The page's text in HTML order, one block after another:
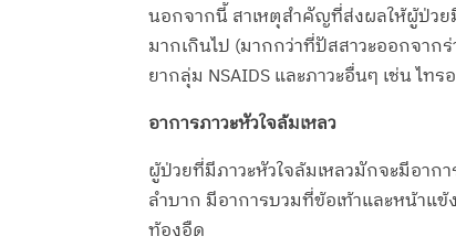
นอกจากนี้ สาเหตุสำคัญที่ส่งผลให้ผู้ป่วย
มากเกินไป (มากกว่าที่ปัสสาวะออกจาก
ยากลุ่ม NSAIDS และภาวะอื่นๆ เช่น ไท
อาการภาวะหัวใจล้มเหลว
ผู้ป่วยที่มีภาวะหัวใจล้มเหลวมักจะมีอา
ลำบาก มีอาการบวมที่ข้อเท้าและหน้าแข้
ท้องอืด